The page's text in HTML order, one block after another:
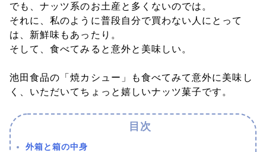
でも、ナッツ系のお土産と多くないのでは。
それに、私のように普段自分で買わない人にとって
は、新鮮味もあったり。
そして、食べてみると意外と美味しい。
池田食品の「焼カシュー」も食べてみて意外に美味し
く、いただいてちょっと嬉しいナッツ菓子です。
外箱と箱の中身